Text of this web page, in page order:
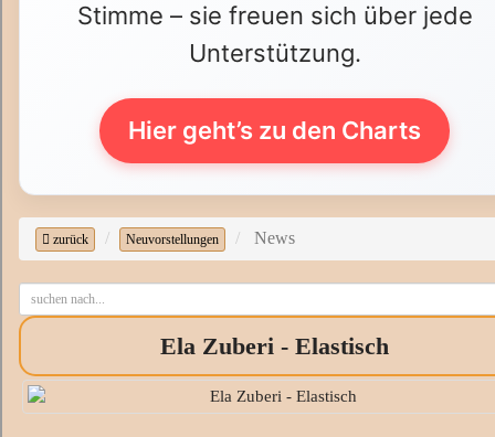
Stimme – sie freuen sich über jede
Unterstützung.
Hier geht’s zu den Charts
zurück Neuvorstellungen News
Ela Zuberi - Elastisch